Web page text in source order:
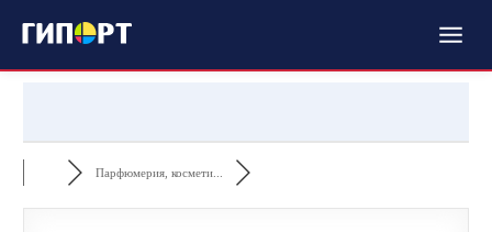
Парфюмерия, космети...